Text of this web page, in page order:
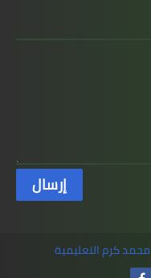
كرم التعليمية